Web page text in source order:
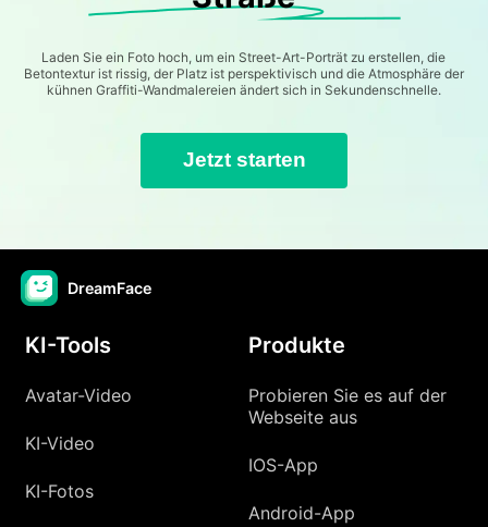
Laden Sie ein Foto hoch, um ein Street-Art-Porträt zu erstellen, die
Betontextur ist rissig, der Platz ist perspektivisch und die Atmosphäre der
kühnen Graffiti-Wandmalereien ändert sich in Sekundenschnelle.
Jetzt starten
DreamFace
KI-Tools
Avatar-Video
KI-Video
KI-Fotos
Produkte
Probieren Sie es auf der
Webseite aus
IOS-App
Android-App